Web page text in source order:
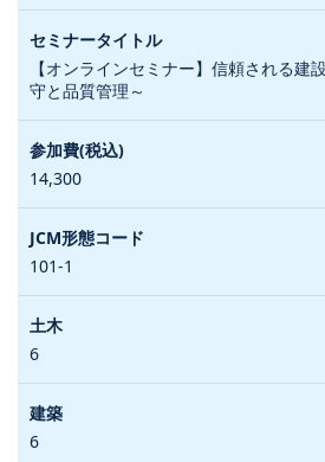
【オンラインセミナー】信頼される建
守と品質管理～
14,300
101-1
6
6